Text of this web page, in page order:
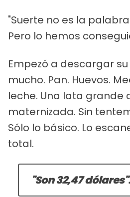
"Suerte no es la
Pero lo hemos
Empezó a descargar
mucho. Pan. Huevos.
leche. Una lata grande
maternizada. Sin
Sólo lo básico. Lo
total.
"Son 32,47